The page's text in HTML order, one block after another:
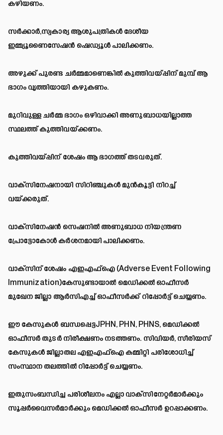
കഴിയണം.
സർക്കാർ,സ്വകാര്യ ആശുപത്രികൾ ദേശീയ
ഇമ്മ്യൂണൈസേഷൻ ഷെഡ്യൂൾ പാലിക്കണം.
അഴുക്ക് പുരണ്ട ചർമ്മമാണെങ്കിൽ കുത്തിവയ്പ്പിന് മുമ്പ് ആ
ഭാഗം വൃത്തിയായി കഴുകണം.
മുറിവുള്ള ചർമ്മ ഭാഗം ഒഴിവാക്കി അണുബാധയില്ലാത്ത
സ്ഥലത്ത് കുത്തിവയ്ക്കണം.
കുത്തിവയ്പ്പിന് ശേഷം ആ ഭാഗത്ത് തടവരുത്.
വാക്സിനേഷനായി സിറിഞ്ചുകൾ മുൻകൂട്ടി നിറച്ച്
വയ്ക്കരുത്.
വാക്സിനേഷൻ സെഷനിൽ അണുബാധ നിയന്ത്രണ
പ്രോട്ടോകോൾ കർശനമായി പാലിക്കണം.
വാക്സിന് ശേഷം എഇഎഫ്ഐ (Adverse Event Following
Immunization)കേസുണ്ടായാൽ മെഡിക്കൽ ഓഫീസർ
മുഖേന ജില്ലാ ആർസിഎച്ച് ഓഫീസർക്ക് റിപ്പോർട്ട് ചെയ്യണം.
ഈ കേസുകൾ ബന്ധപ്പെട്ടJPHN, PHN, PHNS, മെഡിക്കൽ
ഓഫീസർ തുടർ നിരീക്ഷണം നടത്തണം. സിവിയർ, സീരിയസ്
കേസുകൾ ജില്ലാതല എഇഎഫ്ഐ കമ്മിറ്റി പരിശോധിച്ച്
സംസ്ഥാന തലത്തിൽ റിപ്പോർട്ട് ചെയ്യണം.
ഇതുസംബന്ധിച്ച പരിശീലനം എല്ലാ വാക്സിനേറ്റർമാർക്കും
സൂപ്പർവൈസർമാർക്കും മെഡിക്കൽ ഓഫീസർ ഉറപ്പാക്കണം.